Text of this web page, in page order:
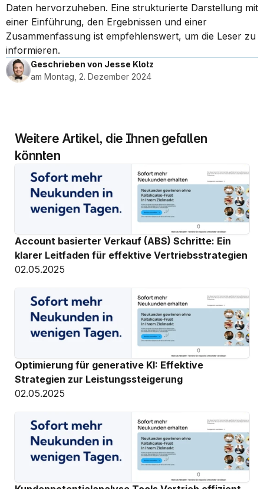
Daten hervorzuheben. Eine strukturierte Darstellung mit
einer Einführung, den Ergebnissen und einer
Zusammenfassung ist empfehlenswert, um die Leser zu
informieren.
Geschrieben von Jesse Klotz
am Montag, 2. Dezember 2024
Weitere Artikel, die Ihnen gefallen
könnten
Account basierter Verkauf (ABS) Schritte: Ein
klarer Leitfaden für effektive Vertriebsstrategien
02.05.2025
Optimierung für generative KI: Effektive
Strategien zur Leistungssteigerung
02.05.2025